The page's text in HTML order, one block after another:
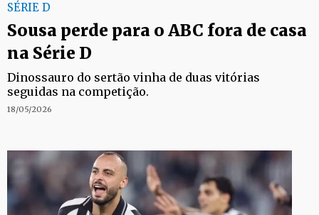
SÉRIE D
Sousa perde para o ABC fora de casa
na Série D
Dinossauro do sertão vinha de duas vitórias
seguidas na competição.
18/05/2026